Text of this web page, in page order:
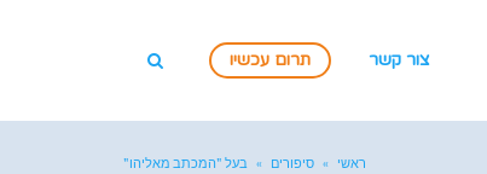
צור קשר תרום עכשיו
ראשי » סיפורים » בעל "המכתב מאליהו"